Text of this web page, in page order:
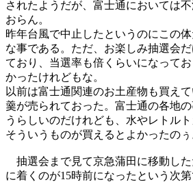
されたようだが、富士通においては
おらん。
昨年台風で中止したというのにこの
な事である。ただ、お楽しみ抽選会
ており、当選率も倍くらいになって
かったけれどもな。
以前は富士通関連のお土産物も買え
羹が売られておった。富士通の各地
うらしいのだけれども、水やレトル
そういうものが買えるとよかったのぅ
抽選会まで見て京急蒲田に移動した
に着くのが15時前になったという次第